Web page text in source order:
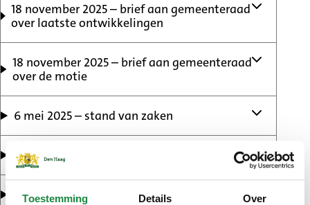
Toestemming Details Over
18 november 2025 – brief aan gemeenteraad
over laatste ontwikkelingen
18 november 2025 – brief aan gemeenteraad
over de motie
6 mei 2025 – stand van zaken
21 januari 2025 – persbericht
8 januari 2025 – brief aan gemeenteraad